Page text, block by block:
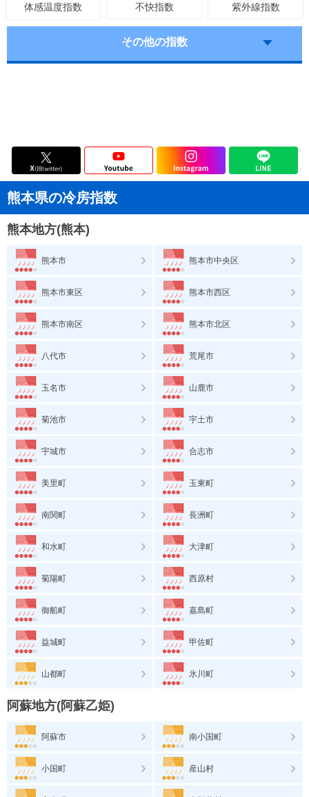
体感温度指数 不快指数 紫外線指数
その他の指数
熊本県の冷房指数
熊本地方(熊本)
熊本市 熊本市中央区
熊本市東区 熊本市西区
熊本市南区 熊本市北区
八代市 荒尾市
玉名市 山鹿市
菊池市 宇土市
宇城市 合志市
美里町 玉東町
南関町 長洲町
和水町 大津町
菊陽町 西原村
御船町 嘉島町
益城町 甲佐町
山都町 氷川町
阿蘇地方(阿蘇乙姫)
阿蘇市 南小国町
小国町 産山村